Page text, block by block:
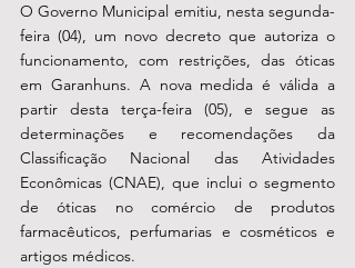
O Governo Municipal emitiu, nesta segunda-
feira (04), um novo decreto que autoriza o
funcionamento, com restrições, das óticas
em Garanhuns. A nova medida é válida a
partir desta terça-feira (05), e segue as
determinações e recomendações da
Classificação Nacional das Atividades
Econômicas (CNAE), que inclui o segmento
de óticas no comércio de produtos
farmacêuticos, perfumarias e cosméticos e
artigos médicos.